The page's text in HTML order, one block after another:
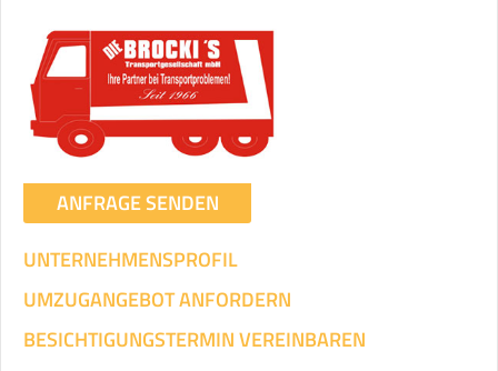
ANFRAGE SENDEN
UNTERNEHMENSPROFIL
UMZUGANGEBOT ANFORDERN
BESICHTIGUNGSTERMIN VEREINBAREN